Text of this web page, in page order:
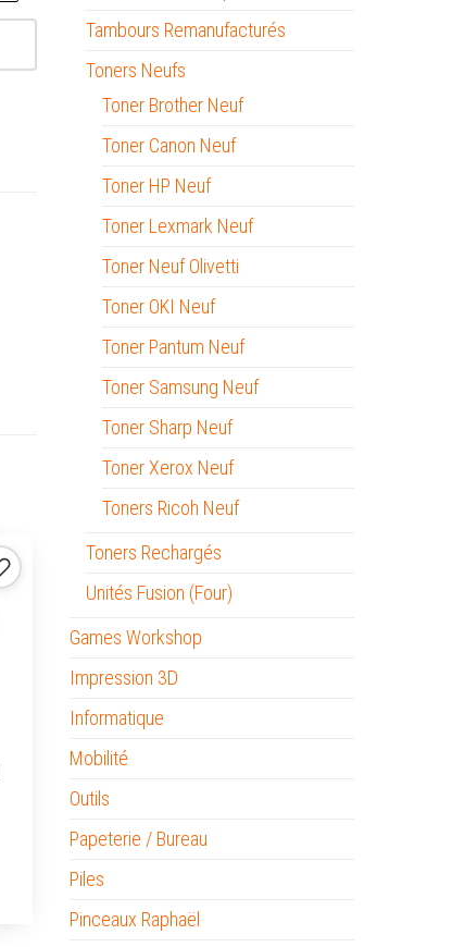
Tambours Remanufacturés
Toners Neufs
Toner Brother Neuf
Toner Canon Neuf
Toner HP Neuf
Toner Lexmark Neuf
Toner Neuf Olivetti
Toner OKI Neuf
Toner Pantum Neuf
Toner Samsung Neuf
Toner Sharp Neuf
Toner Xerox Neuf
Toners Ricoh Neuf
Toners Rechargés
Unités Fusion (Four)
Games Workshop
Impression 3D
Informatique
Mobilité
Outils
Papeterie / Bureau
Piles
Pinceaux Raphaël